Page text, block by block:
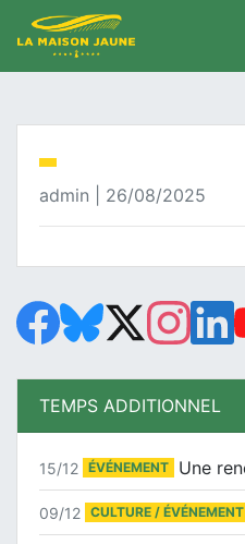
admin | 26/08/2025
TEMPS ADDITIONNEL
15/12 ÉVÉNEMENT
09/12 CULTURE / ÉVÉNEMENT